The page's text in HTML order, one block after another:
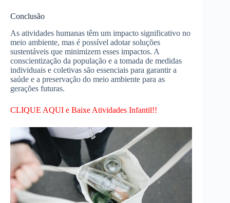
Conclusão
As atividades humanas têm um impacto significativo no
meio ambiente, mas é possível adotar soluções
sustentáveis que minimizem esses impactos. A
conscientização da população e a tomada de medidas
individuais e coletivas são essenciais para garantir a
saúde e a preservação do meio ambiente para as
gerações futuras.
CLIQUE AQUI e Baixe Atividades Infantil!!